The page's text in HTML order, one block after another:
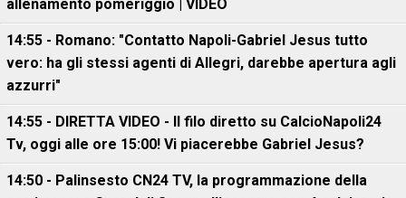
allenamento pomeriggio | VIDEO
14:55 - Romano: "Contatto Napoli-Gabriel Jesus tutto
vero: ha gli stessi agenti di Allegri, darebbe apertura agli
azzurri"
14:55 - DIRETTA VIDEO - Il filo diretto su CalcioNapoli24
Tv, oggi alle ore 15:00! Vi piacerebbe Gabriel Jesus?
14:50 - Palinsesto CN24 TV, la programmazione della